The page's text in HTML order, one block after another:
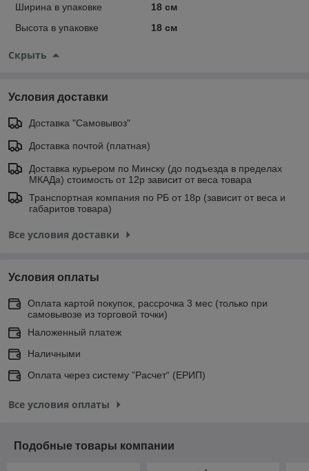
Ширина в упаковке
18 см
Высота в упаковке
18 см
Скрыть
Условия доставки
Доставка "Самовывоз"
Доставка почтой (платная)
Доставка курьером по Минску (до подъезда в пределах
МКАДа) стоимость от 12р зависит от веса товара
Транспортная компания по РБ от 18р (зависит от веса и
габаритов товара)
Все условия доставки
Условия оплаты
Оплата картой покупок, рассрочка 3 мес (только при
самовывозе из торговой точки)
Наложенный платеж
Наличными
Оплата через систему ”Расчет“ (ЕРИП)
Все условия оплаты
Подобные товары компании